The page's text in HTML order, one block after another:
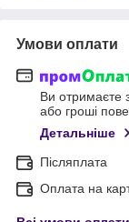
Умови оплати
Ви отримаєте
або гроші
Детальніше
Післяплата
Оплата на